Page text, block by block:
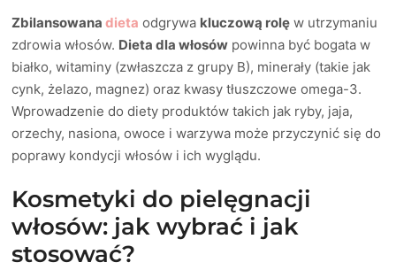
Zbilansowanadieta odgrywa kluczową rolę w utrzymaniu
zdrowia włosów. Dieta dla włosów powinna być bogata w
białko, witaminy (zwłaszcza z grupy B), minerały (takie jak
cynk, żelazo, magnez) oraz kwasy tłuszczowe omega-3.
Wprowadzenie do diety produktów takich jak ryby, jaja,
orzechy, nasiona, owoce i warzywa może przyczynić się do
poprawy kondycji włosów i ich wyglądu.
Kosmetyki do pielęgnacji
włosów: jak wybrać i jak
stosować?